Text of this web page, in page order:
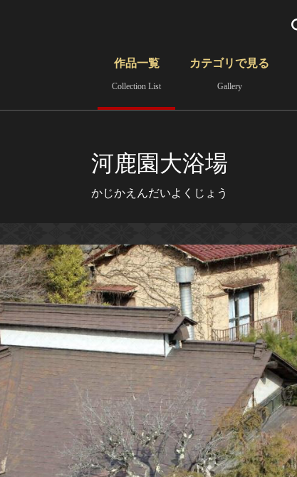
さらに詳細検索
作品一覧
Collection List
カテゴリで見る
Gallery
河鹿園大浴場
かじかえんだいよくじょう